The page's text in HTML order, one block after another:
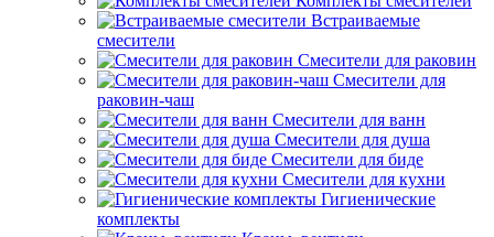
Встраиваемые
смесители
Смесители для раковин
Смесители для
раковин-чаш
Смесители для ванн
Смесители для душа
Смесители для биде
Смесители для кухни
Гигиенические
комплекты